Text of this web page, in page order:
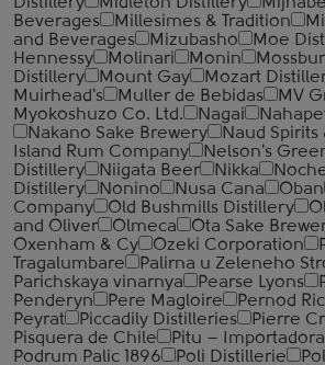
Beverages
Millesimes & Tradition
and Beverages
Mizubasho Moe
Hennessy
Molinari Monin
Distillery
Mount Gay Mozart
Muirhead's
Muller de Bebidas
MV
Myokoshuzo Co. Ltd.
Nagai
Nakano Sake Brewery
Naud
Island Rum Company
Nelson's
Distillery
Niigata Beer Nikka
Distillery
Nonino Nusa Cana Oban
Company
Old Bushmills Distillery
and Oliver
Olmeca Ota Sake
Oxenham & Cy
Ozeki Corporation
Tragalumbare
Palirna u Zeleneho
Parichskaya vinarnya
Pearse Lyons
Penderyn
Pere Magloire Pernod
Peyrat
Piccadily Distilleries Pierre
Pisquera de Chile
Pitu –
Podrum Palic 1896
Poli Distillerie